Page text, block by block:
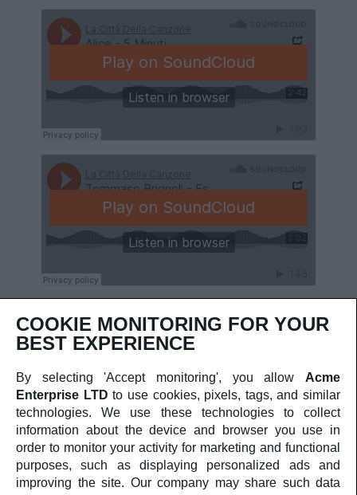
AMMINISTRAZIONE TRASPARENTE
PRIVACY
Comune
di
Cremona
Finanziato
dall'Unione europea
NextGenerationEU
Ministero
della
COOKIE MONITORING FOR YOUR
BEST EXPERIENCE
By selecting 'Accept monitoring', you allow
Acme
Enterprise LTD to use cookies, pixels, tags, and similar
technologies. We use these technologies to collect
information about the device and browser you use in
order to monitor your activity for marketing and functional
purposes, such as displaying personalized ads and
improving the site. Our company may share such data